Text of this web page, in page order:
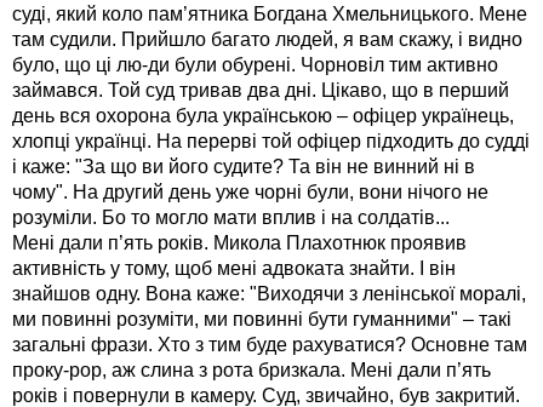
суді, який коло пам’ятника Богдана Хмельницького. Мене
там судили. Прийшло багато людей, я вам скажу, і видно
було, що ці лю-ди були обурені. Чорновіл тим активно
займався. Той суд тривав два дні. Цікаво, що в перший
день вся охорона була українською – офіцер українець,
хлопці українці. На перерві той офіцер підходить до судді
і каже: "За що ви його судите? Та він не винний ні в
чому". На другий день уже чорні були, вони нічого не
розуміли. Бо то могло мати вплив і на солдатів...
Мені дали п’ять років. Микола Плахотнюк проявив
активність у тому, щоб мені адвоката знайти. І він
знайшов одну. Вона каже: "Виходячи з ленінської моралі,
ми повинні розуміти, ми повинні бути гуманними" – такі
загальні фрази. Хто з тим буде рахуватися? Основне там
проку-рор, аж слина з рота бризкала. Мені дали п’ять
років і повернули в камеру. Суд, звичайно, був закритий.